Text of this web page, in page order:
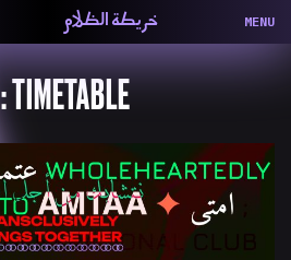
خريطة الظلام MENU
الحاوية
المساهمين
AMTAA ⚭ امتى : TIMETABLE